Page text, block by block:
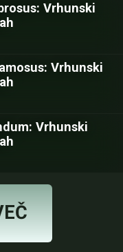
Vrhunski
Vrhunski
Vrhunski